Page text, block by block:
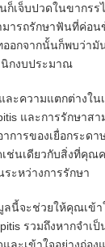
ก็เจ็บปวดในขากรร
ารถรักษาฟันที่ค่อน
ออกจากนั้นก็พบว่ามั
นิกงบประมาณ
ละความแตกต่างใ
และการรักษาส
การของเยื่อกระด
เช่นเดียวกับสิ่งที่คุณ
ะหว่างการรักษา
ลนี้จะช่วยให้คุณเข้
รวมถึงหากจำเป็